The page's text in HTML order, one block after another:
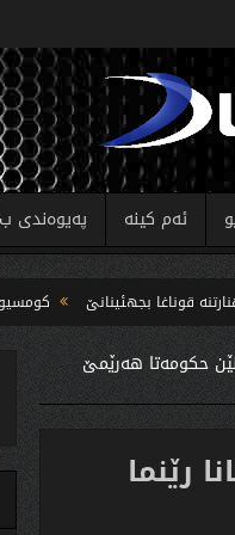
ئەم کینە پەیوەندی
كومسیونا
حكومه‌تا هه‌رێمێ
رێنما